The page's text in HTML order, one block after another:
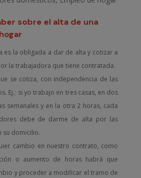
sobre el alta de una
es la obligada a dar de alta y cotizar a
la trabajadora que tiene contratada.
se cotiza, con independencia de las
Ej.; si yo trabajo en tres casas, en dos
semanales y en la otra 2 horas, cada
debe de darme de alta por las
su domicilio.
cambio en nuestro contrato, como
o aumento de horas habrá que
y proceder a modificar el tramo de